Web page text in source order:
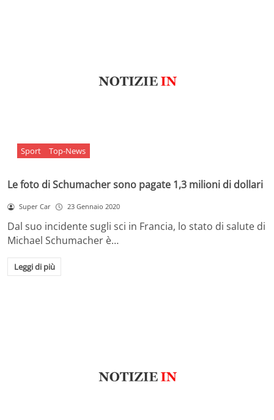
Sport Top-News
Le foto di Schumacher sono pagate 1,3 milioni di dollari
Super Car 23 Gennaio 2020
Dal suo incidente sugli sci in Francia, lo stato di salute di
Michael Schumacher è…
Leggi di più